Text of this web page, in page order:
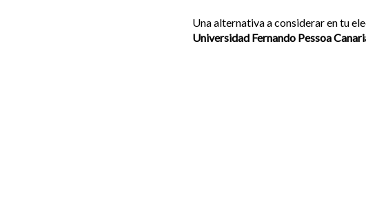
Una alternativa a considerar en tu
Universidad Fernando Pessoa